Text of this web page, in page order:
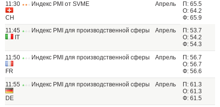
11:30
CH
Индекс PMI от SVME Апрель
П: 65.5
О: 64.2
Ф: 65.9
11:45
IT
Индекс PMI для производственной сферы Апрель
П: 53.7
О: 54.2
Ф: 54.3
11:50
FR
Индекс PMI для производственной сферы Апрель
П: 56.7
О: 56.7
Ф: 56.6
11:55
DE
Индекс PMI для производственной сферы Апрель
П: 61.3
О: 61.3
Ф: 61.5